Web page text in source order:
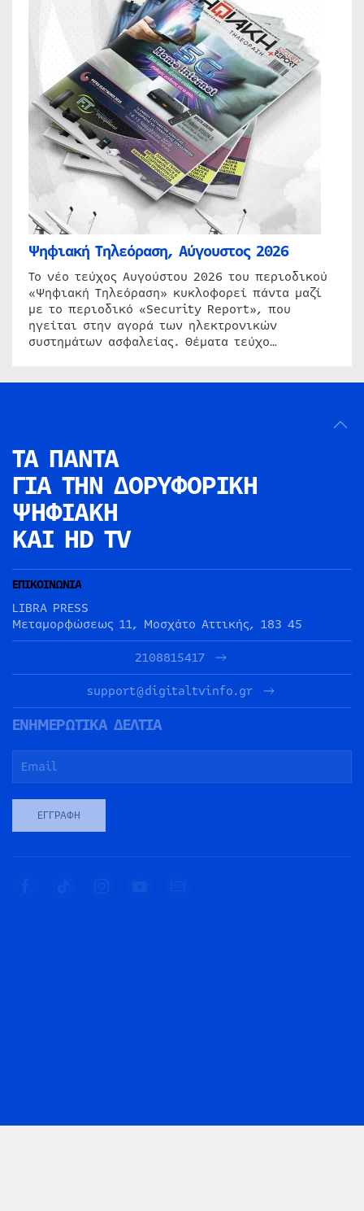
Ψηφιακή Τηλεόραση, Αύγουστος 2026
Το νέο τεύχος Αυγούστου 2026 του περιοδικού
«Ψηφιακή Τηλεόραση» κυκλοφορεί πάντα μαζί
με το περιοδικό «Security Report», που
ηγείται στην αγορά των ηλεκτρονικών
συστημάτων ασφαλείας. Θέματα τεύχο…
ΤΑ ΠΑΝΤΑ
ΓΙΑ ΤΗΝ ΔΟΡΥΦΟΡΙΚΗ
ΨΗΦΙΑΚΗ
ΚΑΙ HD TV
ΕΠΙΚΟΙΝΩΝΙΑ
LIBRA PRESS
Μεταμορφώσεως 11, Μοσχάτο Αττικής, 183 45
2108815417
support@digitaltvinfo.gr
ΕΝΗΜΕΡΩΤΙΚΑ ΔΕΛΤΙΑ
ΕΓΓΡΑΦΉ